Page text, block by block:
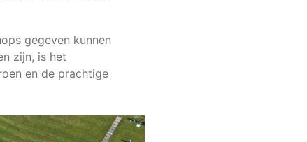
gegeven kunnen
zijn, is het
en de prachtige